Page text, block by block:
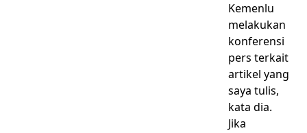
Kemenlu
melakukan
konferensi
pers terkait
artikel yang
saya tulis,
kata dia.
Jika